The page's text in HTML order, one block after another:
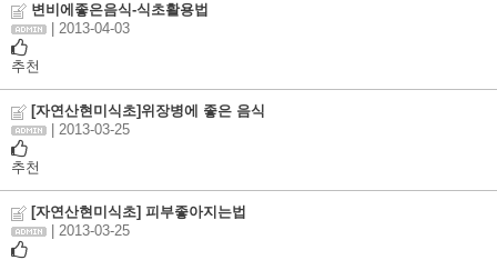
변비에좋은음식-식초활용법
| 2013-04-03
추천
[자연산현미식초]위장병에 좋은 음식
| 2013-03-25
추천
[자연산현미식초] 피부좋아지는법
| 2013-03-25